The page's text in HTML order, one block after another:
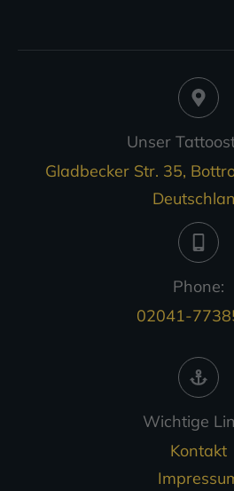
Unser
Gladbecker Str. 35,
Phone:
02041-
Wichtige
Kontakt